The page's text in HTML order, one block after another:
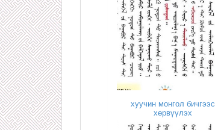
хуучин монгол бичгээс
хөрвүүлэх